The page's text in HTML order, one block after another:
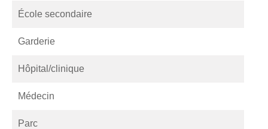
École secondaire
Garderie
Hôpital/clinique
Médecin
Parc